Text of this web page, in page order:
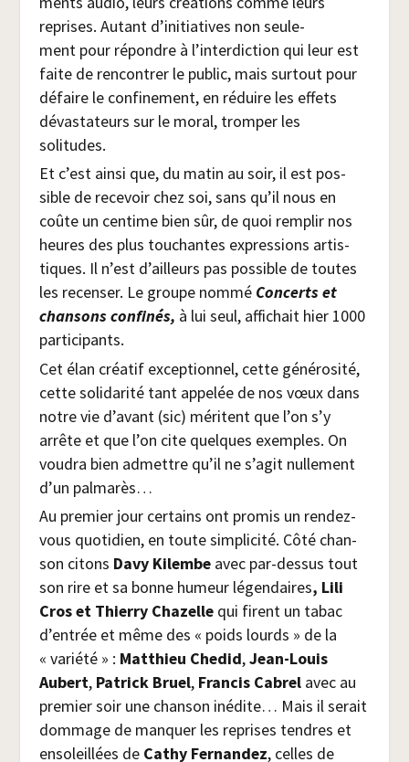
reprises. Autant d’initiatives non seule­
ment pour répondre à l’interdiction qui leur est
faite de ren­con­trer le public, mais sur­tout pour
défaire le confi­ne­ment, en réduire les effets
dévas­ta­teurs sur le moral, trom­per les
solitudes.
Et c’est ain­si que, du matin au soir, il est pos­
sible de rece­voir chez soi, sans qu’il nous en
coûte un cen­time bien sûr, de quoi rem­plir nos
heures des plus tou­chantes expres­sions artis­
tiques. Il n’est d’ailleurs pas pos­sible de toutes
les recen­ser. Le groupe nom­mé Concerts et
chan­sons confi­nés, à lui seul, affi­chait hier 1000
participants.
Cet élan créa­tif excep­tion­nel, cette géné­ro­si­té,
cette soli­da­ri­té tant appe­lée de nos vœux dans
notre vie d’avant (sic) méritent que l’on s’y
arrête et que l’on cite quelques exemples. On
vou­dra bien admettre qu’il ne s’agit nul­le­ment
d’un palmarès…
Au pre­mier jour cer­tains ont pro­mis un ren­dez-
vous quo­ti­dien, en toute sim­pli­ci­té. Côté chan­
son citons Davy Kilembeavec par-des­sus tout
son rire et sa bonne humeur légen­daires, Lili
Cros et Thier­ry Cha­zelle qui firent un tabac
d’entrée et même des « poids lourds » de la
« varié­té » : Mat­thieu Che­did,Jean-Louis
Aubert, Patrick Bruel, Fran­cis Cabrelavec au
pre­mier soir une chan­son inédite… Mais il serait
dom­mage de man­quer les reprises tendres et
enso­leillées de Cathy Fer­nan­dez, celles de